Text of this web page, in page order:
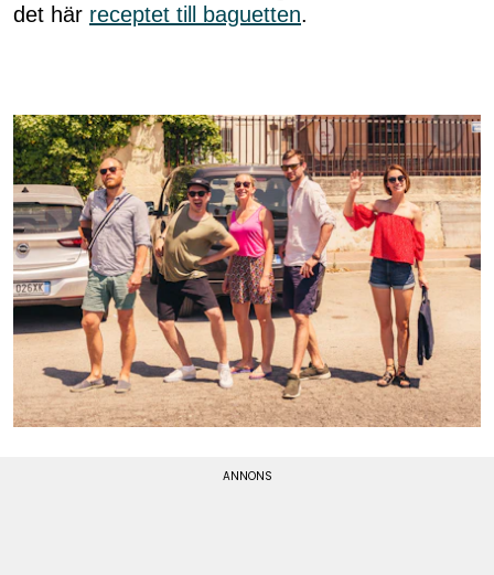
det här receptet till baguetten.